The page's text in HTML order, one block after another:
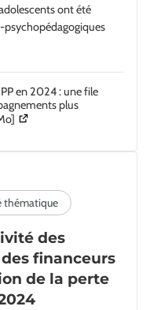
ont été
en 2024 : une file
plus
(Ouverture dans une
des
financeurs
de la perte